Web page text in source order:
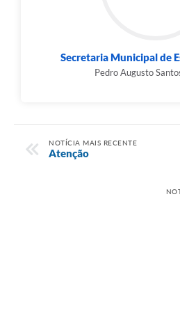
Secretaria Municipal de
Pedro Augusto
NOTÍCIA MAIS RECENTE
Atenção